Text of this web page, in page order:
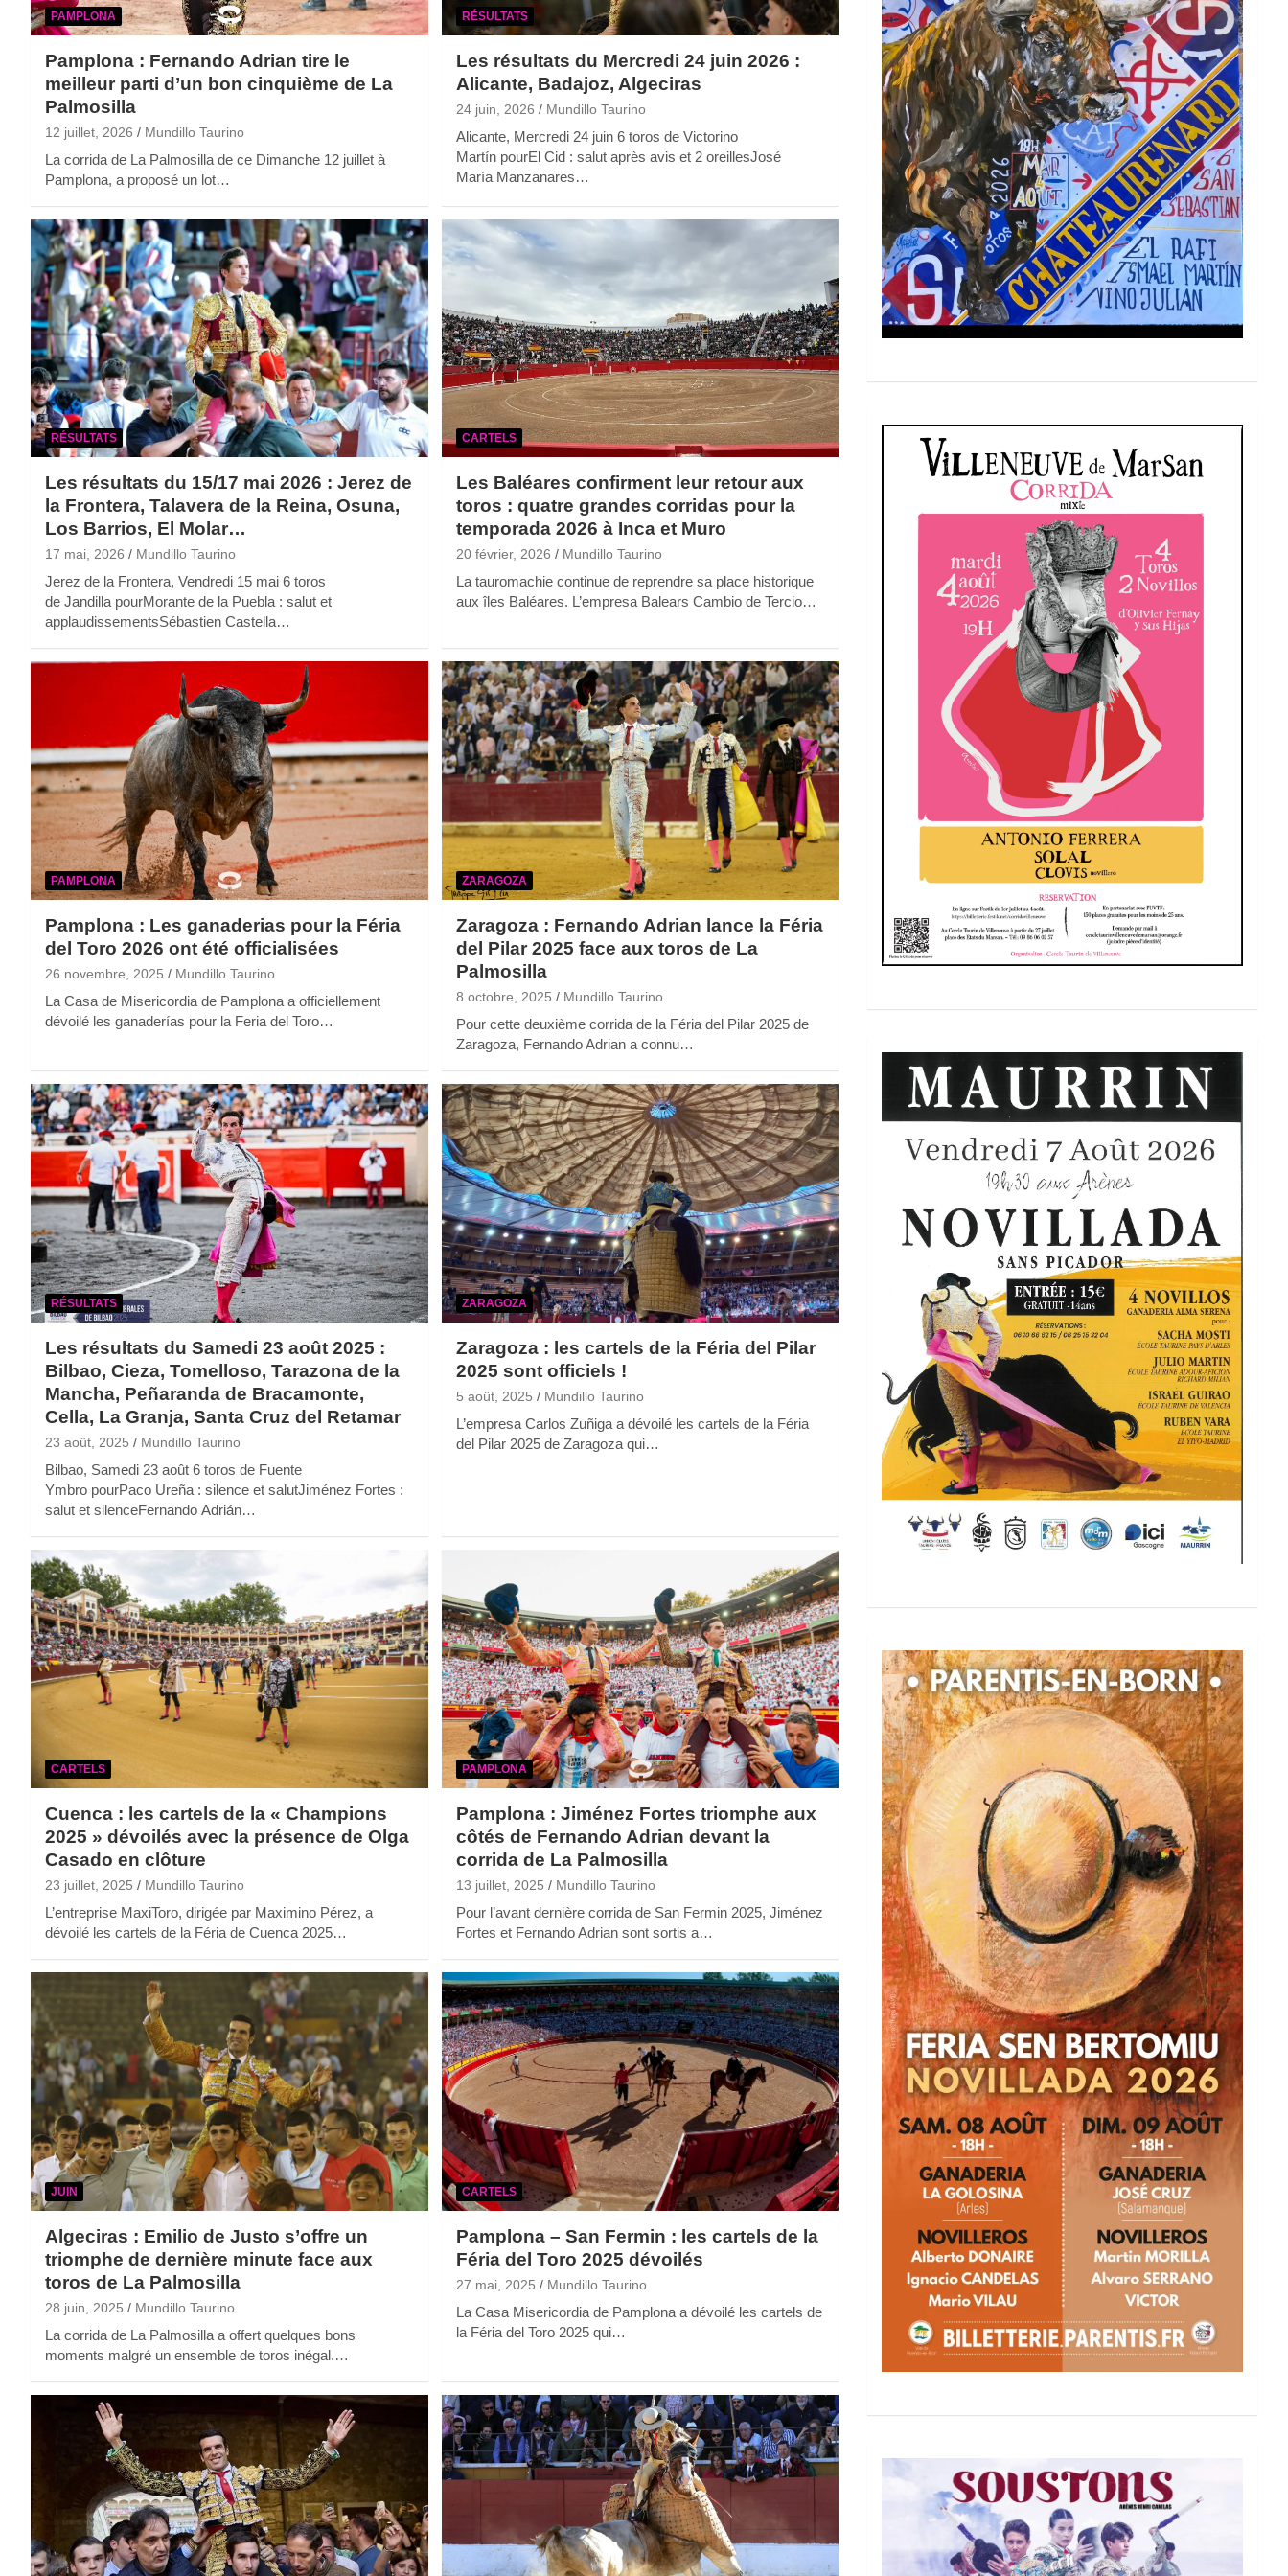
PAMPLONA
Pamplona : Fernando Adrian tire le
meilleur parti d’un bon cinquième de La
Palmosilla
12 juillet, 2026 Mundillo Taurino
La corrida de La Palmosilla de ce Dimanche 12 juillet à
Pamplona, a proposé un lot…
RÉSULTATS
Les résultats du Mercredi 24 juin 2026 :
Alicante, Badajoz, Algeciras
24 juin, 2026 Mundillo Taurino
Alicante, Mercredi 24 juin 6 toros de Victorino
Martín pourEl Cid : salut après avis et 2 oreillesJosé
María Manzanares…
RÉSULTATS
Les résultats du 15/17 mai 2026 : Jerez de
la Frontera, Talavera de la Reina, Osuna,
Los Barrios, El Molar…
17 mai, 2026 Mundillo Taurino
Jerez de la Frontera, Vendredi 15 mai 6 toros
de Jandilla pourMorante de la Puebla : salut et
applaudissementsSébastien Castella…
CARTELS
Les Baléares confirment leur retour aux
toros : quatre grandes corridas pour la
temporada 2026 à Inca et Muro
20 février, 2026 Mundillo Taurino
La tauromachie continue de reprendre sa place historique
aux îles Baléares. L’empresa Balears Cambio de Tercio…
PAMPLONA
Pamplona : Les ganaderias pour la Féria
del Toro 2026 ont été officialisées
26 novembre, 2025 Mundillo Taurino
La Casa de Misericordia de Pamplona a officiellement
dévoilé les ganaderías pour la Feria del Toro…
ZARAGOZA
Zaragoza : Fernando Adrian lance la Féria
del Pilar 2025 face aux toros de La
Palmosilla
8 octobre, 2025 Mundillo Taurino
Pour cette deuxième corrida de la Féria del Pilar 2025 de
Zaragoza, Fernando Adrian a connu…
RÉSULTATS
Les résultats du Samedi 23 août 2025 :
Bilbao, Cieza, Tomelloso, Tarazona de la
Mancha, Peñaranda de Bracamonte,
Cella, La Granja, Santa Cruz del Retamar
23 août, 2025 Mundillo Taurino
Bilbao, Samedi 23 août 6 toros de Fuente
Ymbro pourPaco Ureña : silence et salutJiménez Fortes :
salut et silenceFernando Adrián…
ZARAGOZA
Zaragoza : les cartels de la Féria del Pilar
2025 sont officiels !
5 août, 2025 Mundillo Taurino
L’empresa Carlos Zuñiga a dévoilé les cartels de la Féria
del Pilar 2025 de Zaragoza qui…
CARTELS
Cuenca : les cartels de la « Champions
2025 » dévoilés avec la présence de Olga
Casado en clôture
23 juillet, 2025 Mundillo Taurino
L’entreprise MaxiToro, dirigée par Maximino Pérez, a
dévoilé les cartels de la Féria de Cuenca 2025…
PAMPLONA
Pamplona : Jiménez Fortes triomphe aux
côtés de Fernando Adrian devant la
corrida de La Palmosilla
13 juillet, 2025 Mundillo Taurino
Pour l’avant dernière corrida de San Fermin 2025, Jiménez
Fortes et Fernando Adrian sont sortis a…
JUIN
Algeciras : Emilio de Justo s’offre un
triomphe de dernière minute face aux
toros de La Palmosilla
28 juin, 2025 Mundillo Taurino
La corrida de La Palmosilla a offert quelques bons
moments malgré un ensemble de toros inégal.…
CARTELS
Pamplona – San Fermin : les cartels de la
Féria del Toro 2025 dévoilés
27 mai, 2025 Mundillo Taurino
La Casa Misericordia de Pamplona a dévoilé les cartels de
la Féria del Toro 2025 qui…